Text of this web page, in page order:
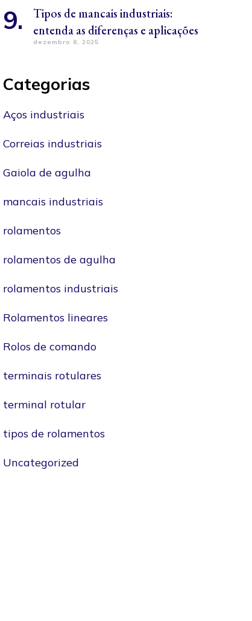
Tipos de mancais industriais:
entenda as diferenças e aplicações
dezembro 8, 2025
Categorias
Aços industriais
Correias industriais
Gaiola de agulha
mancais industriais
rolamentos
rolamentos de agulha
rolamentos industriais
Rolamentos lineares
Rolos de comando
terminais rotulares
terminal rotular
tipos de rolamentos
Uncategorized